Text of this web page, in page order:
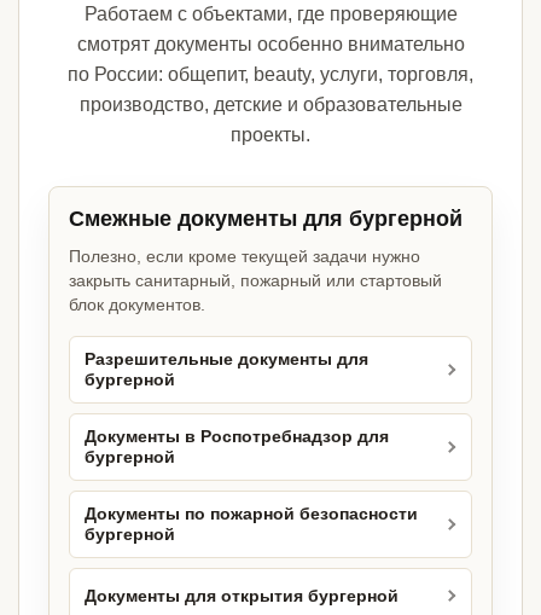
Работаем с объектами, где проверяющие
смотрят документы особенно внимательно
по России: общепит, beauty, услуги, торговля,
производство, детские и образовательные
проекты.
Смежные документы для бургерной
Полезно, если кроме текущей задачи нужно
закрыть санитарный, пожарный или стартовый
блок документов.
Разрешительные документы для
бургерной
Документы в Роспотребнадзор для
бургерной
Документы по пожарной безопасности
бургерной
Документы для открытия бургерной